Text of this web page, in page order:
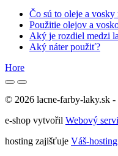
Čo sú to oleje a vosky
Použitie olejov a
Aký je rozdiel medzi
Aký náter použiť?
Hore
© 2026 lacne-farby-laky.sk
e-shop vytvořil Webový
hosting zajišťuje Váš-hosting